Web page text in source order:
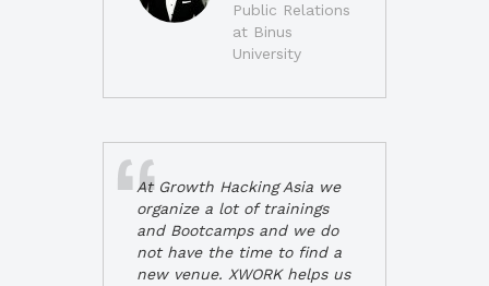
Public Relations
at Binus
University
At Growth Hacking Asia we
organize a lot of trainings
and Bootcamps and we do
not have the time to find a
new venue. XWORK helps us